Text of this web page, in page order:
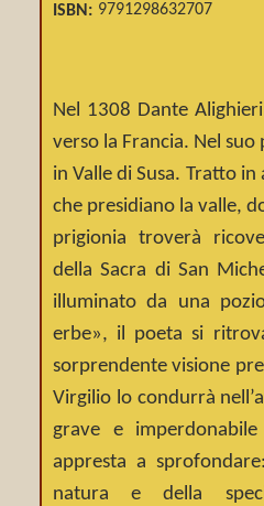
ISBN: 9791298632707
Nel 1308 Dante
verso la Francia. Nel
in Valle di Susa. Tratto
che presidiano la valle,
prigionia troverà
della Sacra di San
illuminato da una
erbe», il poeta si
sorprendente visione
Virgilio lo condurrà
grave e
appresta a
natura e della